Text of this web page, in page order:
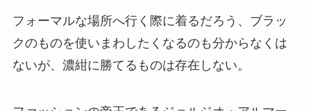
フォーマルな場所へ行く際に着るだろう、ブラッ
クのものを使いまわしたくなるのも分からなくは
ないが、濃紺に勝てるものは存在しない。